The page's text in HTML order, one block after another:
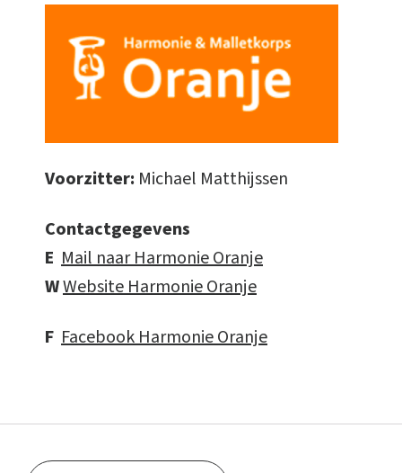
Voorzitter: Michael Matthijssen
Contactgegevens
E Mail naar Harmonie Oranje
WWebsite Harmonie Oranje
F Facebook Harmonie Oranje